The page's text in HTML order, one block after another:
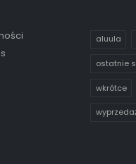
aluula
ostatnie
wkrótce